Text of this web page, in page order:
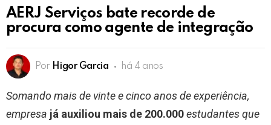
AERJ Serviços bate recorde de
procura como agente de integração
Por Higor Garcia há 4 anos
Somando mais de vinte e cinco anos de experiência,
empresa já auxiliou mais de 200.000estudantes que